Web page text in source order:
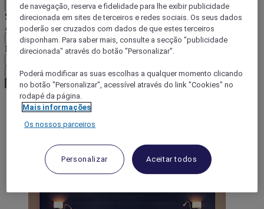
Voltar
Selecione a moeda abaixo
Área geográfica
Moeda
Confirmar a moeda
South America
Apartado
de navegação, reserva e fidelidade para lhe exibir publicidade
direcionada em sites de terceiros e redes sociais. Os seus dados
poderão ser cruzados com dados de que estes terceiros
disponham. Para saber mais, consulte a secção "publicidade
direcionada" através do botão "Personalizar".
Poderá modificar as suas escolhas a qualquer momento clicando
no botão "Personalizar", acessível através do link "Cookies" no
rodapé da página.
Mais informações
Os nossos parceiros
Personalizar Aceitar todos